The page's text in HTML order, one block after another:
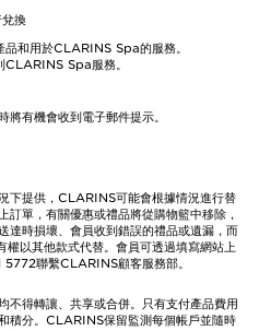
換
品和用於CLARINS Spa的服務。
CLARINS Spa服務。
將有機會收到電子郵件提示。
下提供，CLARINS可能會根據情況進行替
訂單，有關優惠或禮品將從購物籃中移除，
達時損壞、會員收到錯誤的禮品或遺漏，而
以其他款式代替。會員可透過填寫網站上
聯繫CLARINS顧客服務部。
不得轉讓、共享或合併。只有支付產品費用
積分。CLARINS保留監測每個帳戶並隨時